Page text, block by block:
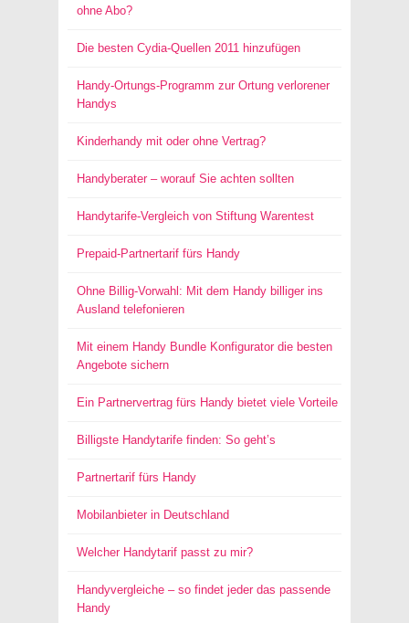
ohne Abo?
Die besten Cydia-Quellen 2011 hinzufügen
Handy-Ortungs-Programm zur Ortung verlorener
Handys
Kinderhandy mit oder ohne Vertrag?
Handyberater – worauf Sie achten sollten
Handytarife-Vergleich von Stiftung Warentest
Prepaid-Partnertarif fürs Handy
Ohne Billig-Vorwahl: Mit dem Handy billiger ins
Ausland telefonieren
Mit einem Handy Bundle Konfigurator die besten
Angebote sichern
Ein Partnervertrag fürs Handy bietet viele Vorteile
Billigste Handytarife finden: So geht’s
Partnertarif fürs Handy
Mobilanbieter in Deutschland
Welcher Handytarif passt zu mir?
Handyvergleiche – so findet jeder das passende
Handy